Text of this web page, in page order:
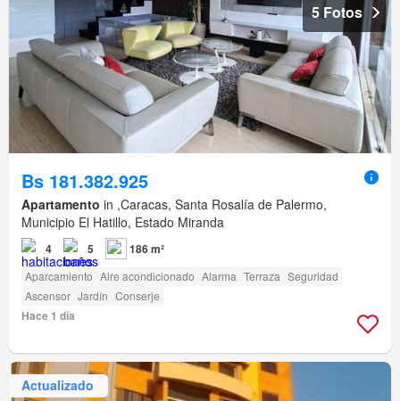
5 Fotos
Bs 181.382.925
Apartamento in ,Caracas, Santa Rosalía de Palermo,
Municipio El Hatillo, Estado Miranda
4 5 186 m²
Aparcamiento Aire acondicionado Alarma Terraza Seguridad
Ascensor Jardín Conserje
Hace 1 día
Actualizado